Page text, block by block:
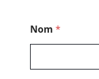
Nom *